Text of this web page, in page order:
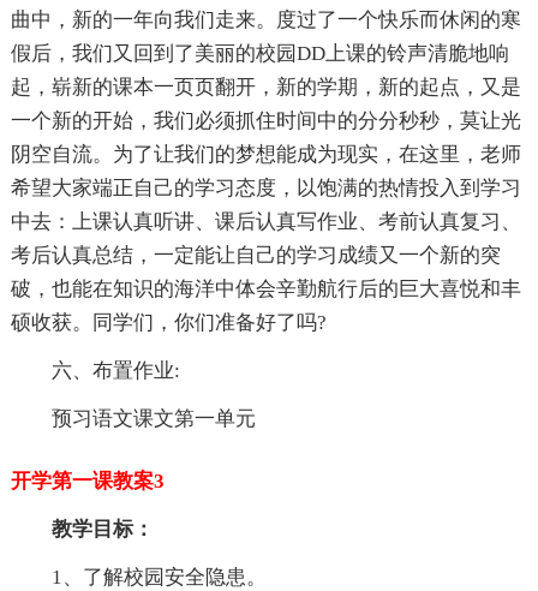
曲中，新的一年向我们走来。度过了一个快乐而休闲的寒
假后，我们又回到了美丽的校园DD上课的铃声清脆地响
起，崭新的课本一页页翻开，新的学期，新的起点，又是
一个新的开始，我们必须抓住时间中的分分秒秒，莫让光
阴空自流。为了让我们的梦想能成为现实，在这里，老师
希望大家端正自己的学习态度，以饱满的热情投入到学习
中去：上课认真听讲、课后认真写作业、考前认真复习、
考后认真总结，一定能让自己的学习成绩又一个新的突
破，也能在知识的海洋中体会辛勤航行后的巨大喜悦和丰
硕收获。同学们，你们准备好了吗?
六、布置作业:
预习语文课文第一单元
开学第一课教案3
教学目标：
1、了解校园安全隐患。